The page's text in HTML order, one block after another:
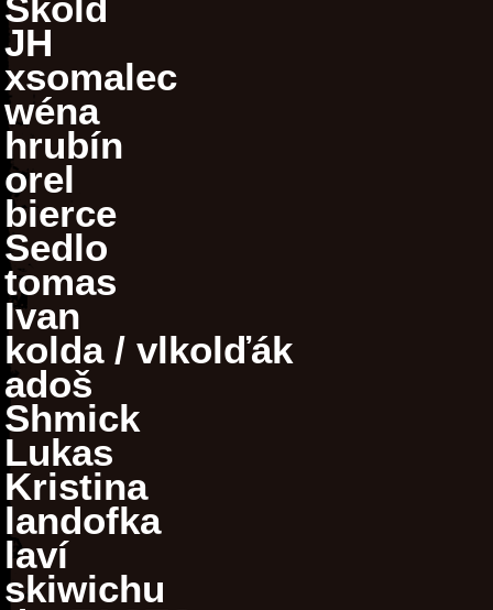
JH
xsomalec
wéna
hrubín
orel
bierce
Sedlo
tomas
Ivan
kolda / vlkolďák
adoš
Shmick
Lukas
Kristina
landofka
laví
skiwichu